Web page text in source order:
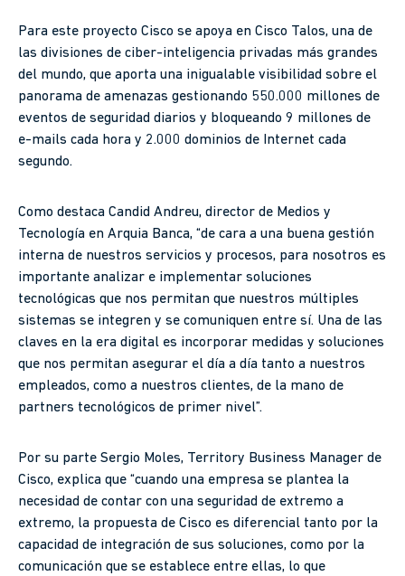
Para este proyecto Cisco se apoya en Cisco Talos, una de
las divisiones de ciber-inteligencia privadas más grandes
del mundo, que aporta una inigualable visibilidad sobre el
panorama de amenazas gestionando 550.000 millones de
eventos de seguridad diarios y bloqueando 9 millones de
e-mails cada hora y 2.000 dominios de Internet cada
segundo.
Como destaca Candid Andreu, director de Medios y
Tecnología en Arquia Banca, “de cara a una buena gestión
interna de nuestros servicios y procesos, para nosotros es
importante analizar e implementar soluciones
tecnológicas que nos permitan que nuestros múltiples
sistemas se integren y se comuniquen entre sí. Una de las
claves en la era digital es incorporar medidas y soluciones
que nos permitan asegurar el día a día tanto a nuestros
empleados, como a nuestros clientes, de la mano de
partners tecnológicos de primer nivel”.
Por su parte Sergio Moles, Territory Business Manager de
Cisco, explica que “cuando una empresa se plantea la
necesidad de contar con una seguridad de extremo a
extremo, la propuesta de Cisco es diferencial tanto por la
capacidad de integración de sus soluciones, como por la
comunicación que se establece entre ellas, lo que